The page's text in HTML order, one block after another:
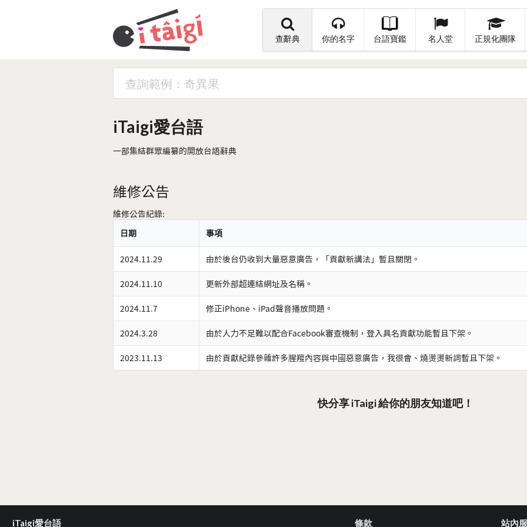
查辭典 你的名字 台語寶鑑 名人堂 正規化團隊
iTaigi愛台語
一部集結群眾編纂的開放台語辭典
維修公告
維修公告紀錄:
日期
事項
2024.11.29 由於後台仍收到大量惡意廣告，「貢獻新講法」暫且關閉。
2024.11.10 更新外部超連結網址及名稱。
2024.11.7 修正iPhone、iPad聲音播放問題。
2024.3.28 由於人力不足難以配合Facebook審查機制，登入具名貢獻功能暫且下架。
2023.11.13 由於貢獻紀錄參雜許多腥羶內容與中國惡意廣告，我很會、燒燙燙新詞暫且下架。
快分享 iTaigi 給你的朋友知道吧！
iTaigi愛台語 條款 站內